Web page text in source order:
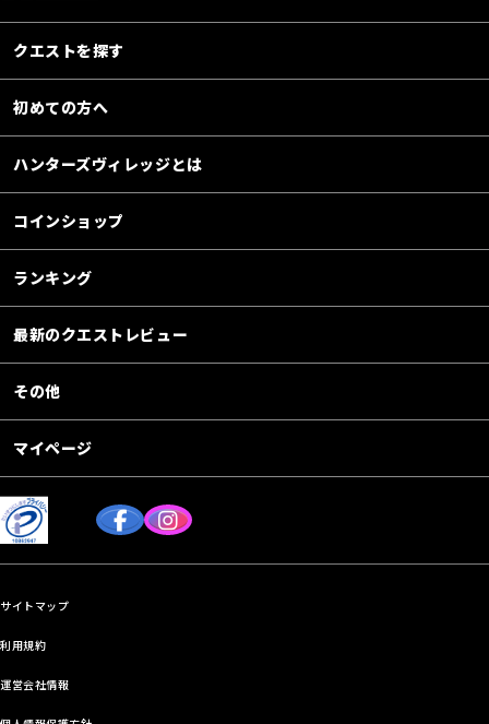
クエストを探す
初めての方へ
ハンターズヴィレッジとは
コインショップ
ランキング
最新のクエストレビュー
その他
マイページ
サイトマップ
利用規約
運営会社情報